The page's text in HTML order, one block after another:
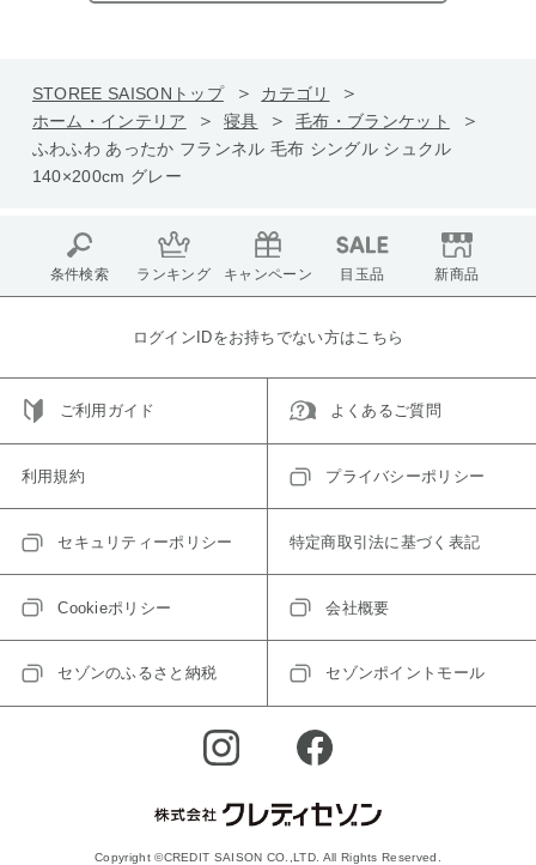
STOREE SAISONトップ
カテゴリ
ホーム・インテリア
寝具
毛布・ブランケット
ふわふわ あったか フランネル 毛布 シングル シュクル
140×200cm グレー
条件検索 ランキング キャンペーン 目玉品 新商品
ログインIDをお持ちでない方はこちら
ご利用ガイド よくあるご質問
利用規約 プライバシーポリシー
セキュリティーポリシー 特定商取引法に基づく表記
Cookieポリシー 会社概要
セゾンのふるさと納税 セゾンポイントモール
Copyright ©CREDIT SAISON CO.,LTD. All Rights Reserved.